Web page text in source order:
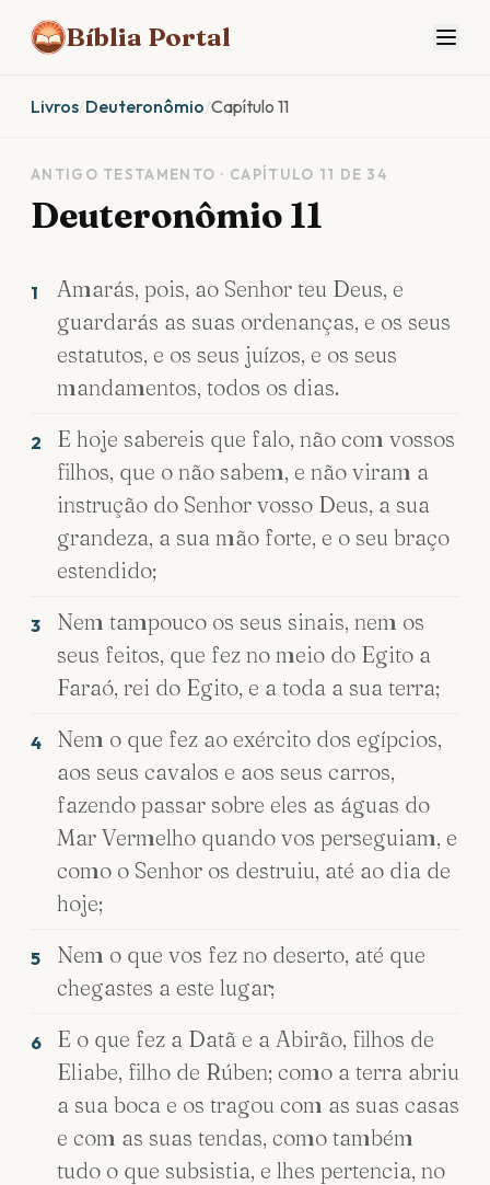
Bíblia Portal
Livros/Deuteronômio/Capítulo 11
ANTIGO TESTAMENTO · CAPÍTULO 11 DE 34
Deuteronômio 11
1
Amarás, pois, ao Senhor teu Deus, e
guardarás as suas ordenanças, e os seus
estatutos, e os seus juízos, e os seus
mandamentos, todos os dias.
2
E hoje sabereis que falo, não com vossos
filhos, que o não sabem, e não viram a
instrução do Senhor vosso Deus, a sua
grandeza, a sua mão forte, e o seu braço
estendido;
3
Nem tampouco os seus sinais, nem os
seus feitos, que fez no meio do Egito a
Faraó, rei do Egito, e a toda a sua terra;
4
Nem o que fez ao exército dos egípcios,
aos seus cavalos e aos seus carros,
fazendo passar sobre eles as águas do
Mar Vermelho quando vos perseguiam, e
como o Senhor os destruiu, até ao dia de
hoje;
5
Nem o que vos fez no deserto, até que
chegastes a este lugar;
6
E o que fez a Datã e a Abirão, filhos de
Eliabe, filho de Rúben; como a terra abriu
a sua boca e os tragou com as suas casas
e com as suas tendas, como também
tudo o que subsistia, e lhes pertencia, no